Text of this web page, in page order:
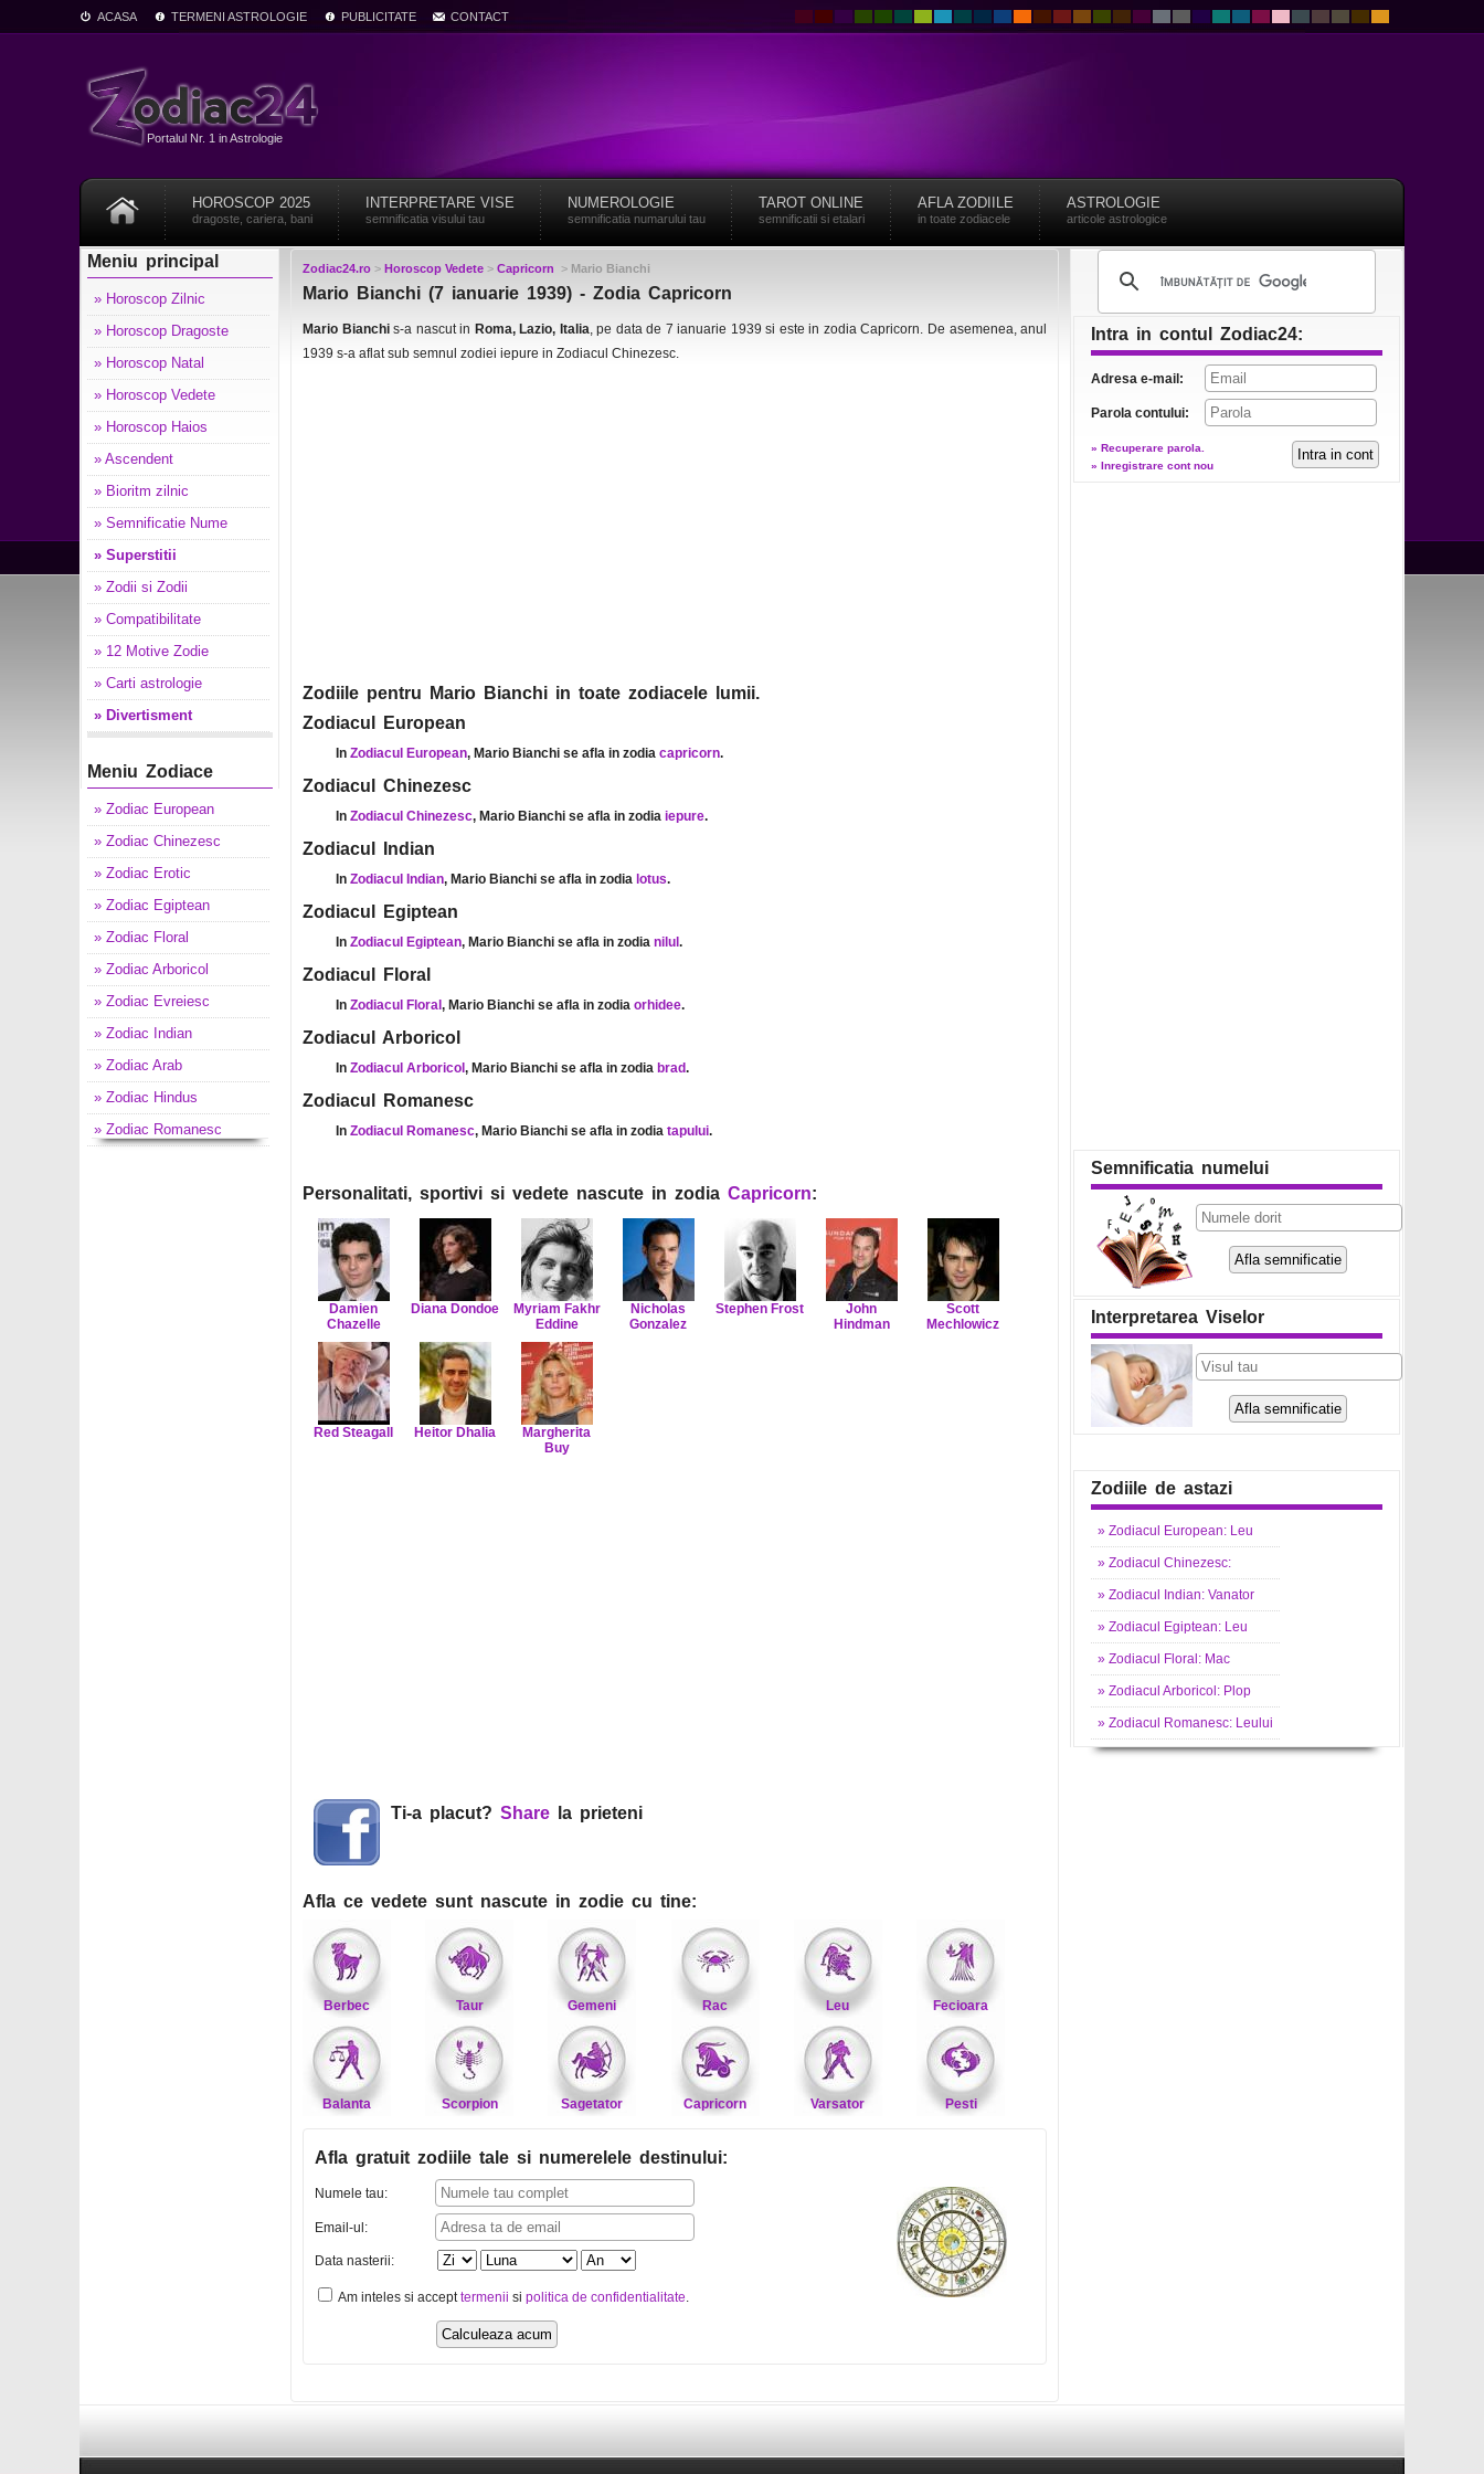
ACASA TERMENI ASTROLOGIE PUBLICITATE CONTACT
Portalul Nr. 1 in Astrologie
HOROSCOP 2025
dragoste, cariera, bani
INTERPRETARE VISE
semnificatia visului tau
NUMEROLOGIE
semnificatia numarului tau
TAROT ONLINE
semnificatii si etalari
AFLA ZODIILE
in toate zodiacele
ASTROLOGIE
articole astrologice
Meniu principal
» Horoscop Zilnic
» Horoscop Dragoste
» Horoscop Natal
» Horoscop Vedete
» Horoscop Haios
» Ascendent
» Bioritm zilnic
» Semnificatie Nume
» Superstitii
» Zodii si Zodii
» Compatibilitate
» 12 Motive Zodie
» Carti astrologie
» Divertisment
Meniu Zodiace
» Zodiac European
» Zodiac Chinezesc
» Zodiac Erotic
» Zodiac Egiptean
» Zodiac Floral
» Zodiac Arboricol
» Zodiac Evreiesc
» Zodiac Indian
» Zodiac Arab
» Zodiac Hindus
» Zodiac Romanesc
Zodiac24.ro > Horoscop Vedete > Capricorn > Mario Bianchi
Mario Bianchi (7 ianuarie 1939) - Zodia Capricorn
Mario Bianchis-a nascut in Roma, Lazio, Italia, pe data de 7 ianuarie 1939 si este in zodia Capricorn. De asemenea, anul
1939 s-a aflat sub semnul zodiei iepure in Zodiacul Chinezesc.
Zodiile pentru Mario Bianchi in toate zodiacele lumii.
Zodiacul European
In Zodiacul European, Mario Bianchi se afla in zodia capricorn.
Zodiacul Chinezesc
In Zodiacul Chinezesc, Mario Bianchi se afla in zodia iepure.
Zodiacul Indian
In Zodiacul Indian, Mario Bianchi se afla in zodia lotus.
Zodiacul Egiptean
In Zodiacul Egiptean, Mario Bianchi se afla in zodia nilul .
Zodiacul Floral
In Zodiacul Floral , Mario Bianchi se afla in zodia orhidee.
Zodiacul Arboricol
In Zodiacul Arboricol , Mario Bianchi se afla in zodia brad.
Zodiacul Romanesc
In Zodiacul Romanesc, Mario Bianchi se afla in zodia tapului.
Personalitati, sportivi si vedete nascute in zodia Capricorn:
Damien
Chazelle
Diana Dondoe
Myriam Fakhr
Eddine
Nicholas
Gonzalez
Stephen Frost
John
Hindman
Scott
Mechlowicz
Red Steagall Heitor Dhalia
Margherita
Buy
Ti-a placut? Share la prieteni
Afla ce vedete sunt nascute in zodie cu tine:
Berbec Taur Gemeni Rac Leu Fecioara
Balanta Scorpion Sagetator Capricorn Varsator Pesti
Afla gratuit zodiile tale si numerelele destinului:
Numele tau:
Email-ul:
Data nasterii:
Am inteles si accepttermenii si politica de confidentialitate.
Intra in contul Zodiac24:
Adresa e-mail:
Parola contului:
» Recuperare parola.
» Inregistrare cont nou
Semnificatia numelui
Interpretarea Viselor
Zodiile de astazi
» Zodiacul European: Leu
» Zodiacul Chinezesc:
» Zodiacul Indian: Vanator
» Zodiacul Egiptean: Leu
» Zodiacul Floral: Mac
» Zodiacul Arboricol: Plop
» Zodiacul Romanesc: Leului